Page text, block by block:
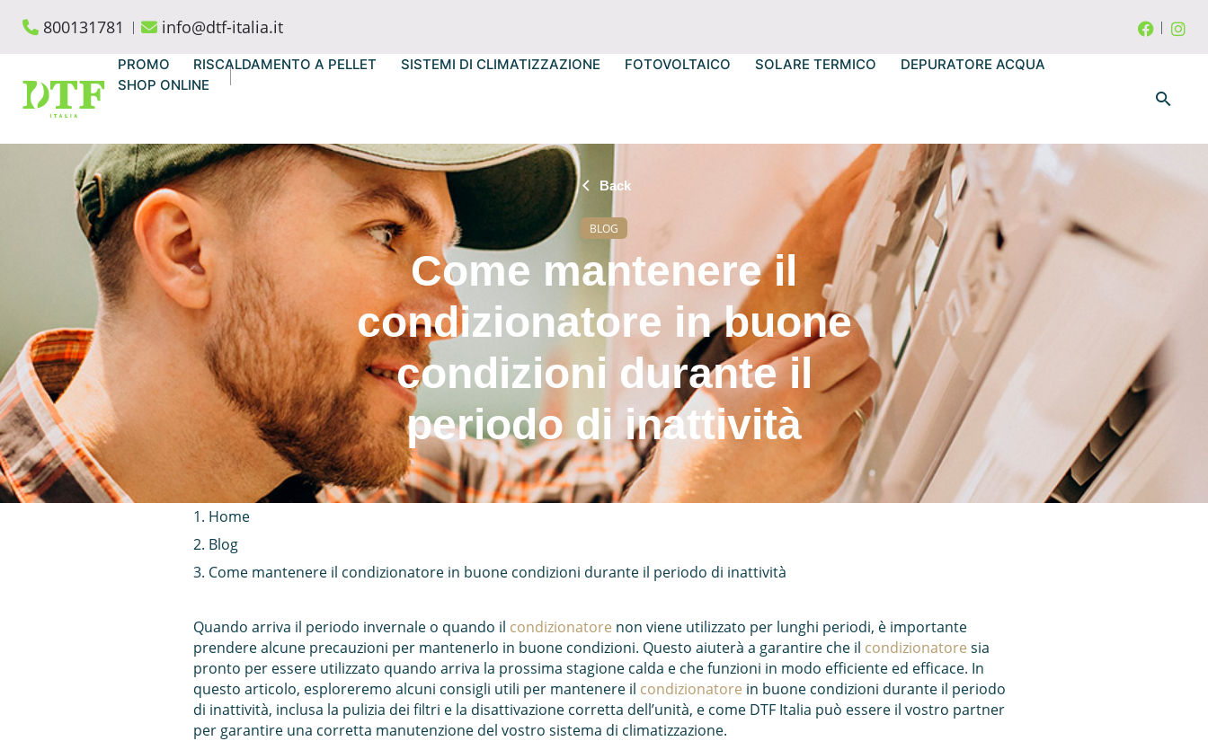
800131781 info@dtf-italia.it
PROMO RISCALDAMENTO A PELLET SISTEMI DI CLIMATIZZAZIONE FOTOVOLTAICO SOLARE TERMICO
DEPURATORE ACQUA
SHOP ONLINE
Back
BLOG
Come mantenere il
condizionatore in buone
condizioni durante il
periodo di inattività
Home
Blog
Come mantenere il condizionatore in buone condizioni durante il periodo di inattività
Quando arriva il periodo invernale o quando il condizionatore non viene utilizzato per lunghi periodi, è importante
prendere alcune precauzioni per mantenerlo in buone condizioni. Questo aiuterà a garantire che il condizionatore sia
pronto per essere utilizzato quando arriva la prossima stagione calda e che funzioni in modo efficiente ed efficace. In
questo articolo, esploreremo alcuni consigli utili per mantenere il condizionatore in buone condizioni durante il periodo
di inattività, inclusa la pulizia dei filtri e la disattivazione corretta dell’unità, e come DTF Italia può essere il vostro partner
per garantire una corretta manutenzione del vostro sistema di climatizzazione.